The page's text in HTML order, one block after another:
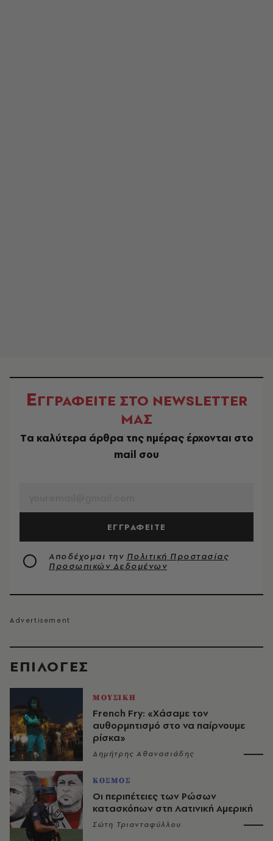
EΠΙΛΟΓΈΣ
ΜΟΥΣΙΚΗ
French Fry: «Χάσαμε τον
αυθορμητισμό στο να παίρνουμε
ρίσκα»
Δημήτρης Αθανασιάδης
ΚΟΣΜΟΣ
Οι περιπέτειες των Ρώσων
κατασκόπων στη Λατινική Αμερική
Σώτη Τριανταφύλλου
ΕΓΓΡΑΦΕΙΤΕ ΣΤΟ NEWSLETTER
ΜΑΣ
Tα καλύτερα άρθρα της ημέρας έρχονται στο
mail σου
ΕΓΓΡΑΦΕΙΤΕ
Αποδέχομαι την Πολιτική Προστασίας
Προσωπικών Δεδομένων